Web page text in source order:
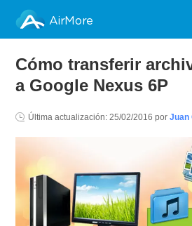
AirMore
Cómo transferir
a Google Nexus 6P
Última actualización:25/02/2016 porJuan